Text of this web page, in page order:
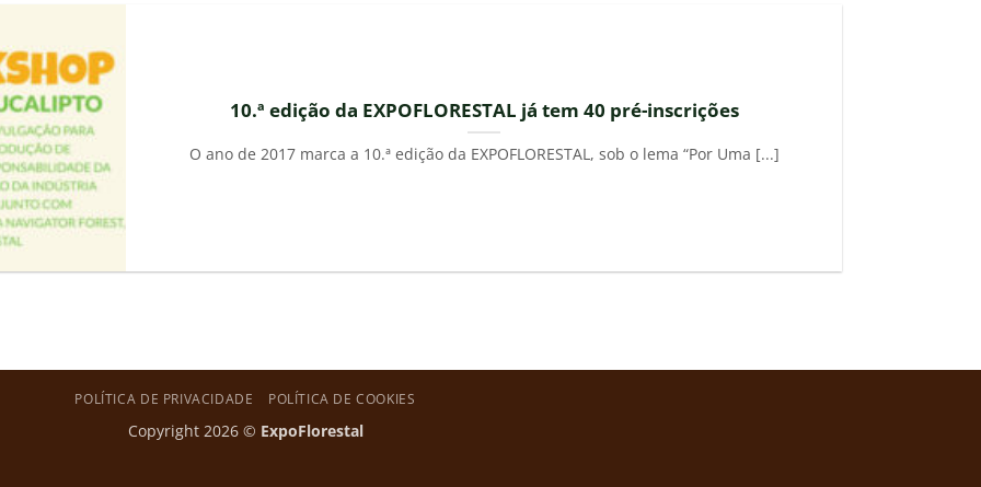
10.ª edição da EXPOFLORESTAL já tem 40 pré-inscrições
O ano de 2017 marca a 10.ª edição da EXPOFLORESTAL, sob o lema “Por Uma [...]
POLÍTICA DE PRIVACIDADE POLÍTICA DE COOKIES
Copyright 2026 © ExpoFlorestal